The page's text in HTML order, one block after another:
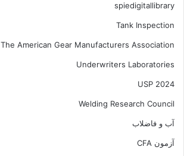
spiedigitallibrary
Tank Inspection
The American Gear Manufacturers Association
Underwriters Laboratories
USP 2024
Welding Research Council
آب و فاضلاب
آزمون CFA